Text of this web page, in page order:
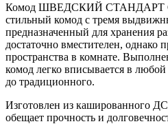
Комод ШВЕДСКИЙ СТАНДАРТ
стильный комод с тремя
предназначенный для хранения
достаточно вместителен, однако
пространства в комнате.
комод легко вписывается в
до традиционного.
Изготовлен из кашированного
обещает прочность и